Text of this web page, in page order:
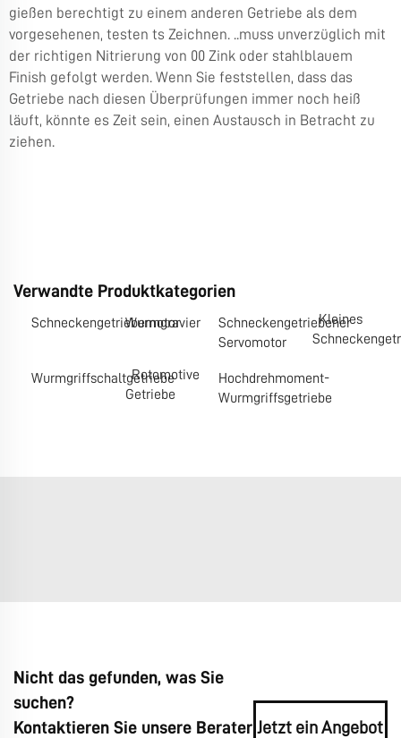
gießen berechtigt zu einem anderen Getriebe als dem
vorgesehenen, testen ts Zeichnen. ..muss unverzüglich mit
der richtigen Nitrierung von 00 Zink oder stahlblauem
Finish gefolgt werden. Wenn Sie feststellen, dass das
Getriebe nach diesen Überprüfungen immer noch heiß
läuft, könnte es Zeit sein, einen Austausch in Betracht zu
ziehen.
Verwandte Produktkategorien
Schneckengetriebemotor
Wurmgravier
Schneckengetriebener
Servomotor
Kleines
Wurmgriffschaltgetriebe
Rotomotive
Getriebe
Hochdrehmoment-
Wurmgriffsgetriebe
Nicht das gefunden, was Sie
suchen?
Kontaktieren Sie unsere Berater Jetzt ein Angebot